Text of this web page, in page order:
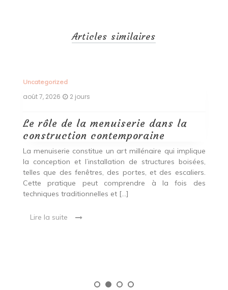
Articles similaires
Uncategorized
août 7, 2026 2 jours
Le rôle de la menuiserie dans la
construction contemporaine
La menuiserie constitue un art millénaire qui implique
la conception et l’installation de structures boisées,
telles que des fenêtres, des portes, et des escaliers.
Cette pratique peut comprendre à la fois des
techniques traditionnelles et […]
Lire la suite